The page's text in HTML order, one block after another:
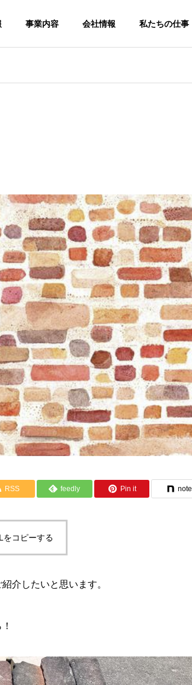
事業内容 会社情報 私たちの仕事
ガーデニング煉
瓦販売事業
GARDENING
原料輸出入事業
TRADE
SDGs
SDGsへの取り組み
RSS feedly Pin it note
をコピーする
介したいと思います。